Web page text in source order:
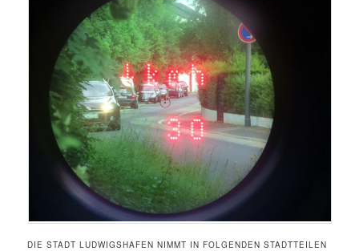
DIE STADT LUDWIGSHAFEN NIMMT IN FOLGENDEN STADTTEILEN